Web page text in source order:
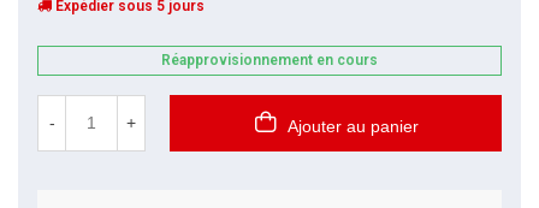
Expédier sous 5 jours
Réapprovisionnement en cours
- + Ajouter au panier